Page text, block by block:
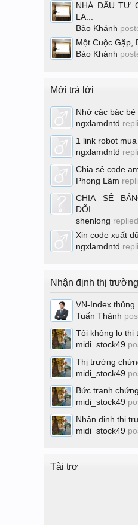
NHÀ ĐẦU TƯ
LA...
Bảo Khánh
Một Cuộc Gặp,
Bảo Khánh
Mới trả lời
Nhờ các bác bẻ
ngxlamdntd
1 link robot mua
ngxlamdntd
Chia sẻ code
Phong Lâm
CHIA SẺ
DÕI...
shenlong replied
Xin code xuất
ngxlamdntd
Nhận định thị
VN-Index thủng
Tuấn Thành
Tôi không lo thị
midi_stock49
Thị trường
midi_stock49
Bức tranh
midi_stock49
Nhận định thị
midi_stock49
Tài trợ